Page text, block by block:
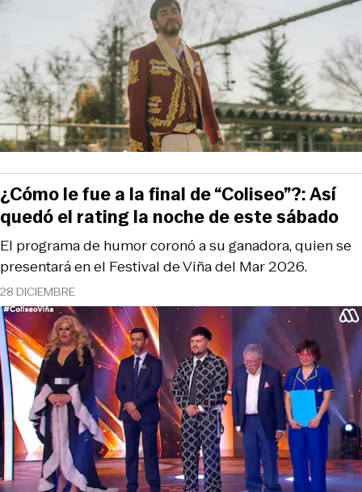
28 DICIEMBRE
El programa de humor coronó a su ganadora, quien se
presentará en el Festival de Viña del Mar 2026.
¿Cómo le fue a la final de “Coliseo”?: Así
quedó el rating la noche de este sábado